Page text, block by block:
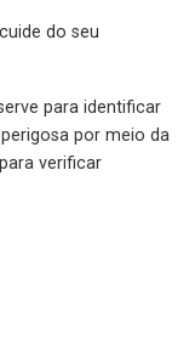
do seu
para identificar
por meio da
verificar